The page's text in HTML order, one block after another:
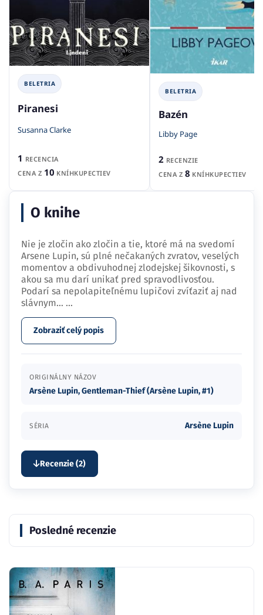
BELETRIA
Piranesi
Susanna Clarke
1 RECENCIA
CENA Z 10 KNÍHKUPECTIEV
BELETRIA
Bazén
Libby Page
2 RECENZIE
CENA Z 8 KNÍHKUPECTIEV
O knihe
Nie je zločin ako zločin a tie, ktoré má na svedomí
Arsene Lupin, sú plné nečakaných zvratov, veselých
momentov a obdivuhodnej zlodejskej šikovnosti, s
akou sa mu darí unikať pred spravodlivosťou.
Podarí sa nepolapiteľnému lupičovi zvíťaziť aj nad
slávnym… ...
Zobraziť celý popis
ORIGINÁLNY NÁZOV
Arsène Lupin, Gentleman-Thief (Arsène Lupin, #1)
SÉRIA Arsène Lupin
Recenzie (2)
Posledné recenzie